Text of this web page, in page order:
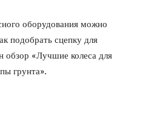
оборудования можно
подобрать сцепку для
обзор «Лучшие колеса для
грунта».